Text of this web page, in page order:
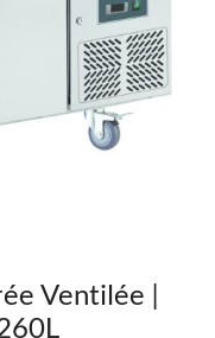
Ventilée |